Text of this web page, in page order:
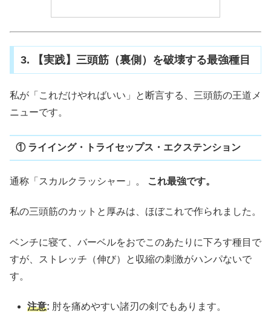
3. 【実践】三頭筋（裏側）を破壊する最強種目
私が「これだけやればいい」と断言する、三頭筋の王道メ
ニューです。
① ライイング・トライセップス・エクステンション
通称「スカルクラッシャー」。 これ最強です。
私の三頭筋のカットと厚みは、ほぼこれで作られました。
ベンチに寝て、バーベルをおでこのあたりに下ろす種目で
すが、ストレッチ（伸び）と収縮の刺激がハンパないで
す。
注意: 肘を痛めやすい諸刃の剣でもあります。